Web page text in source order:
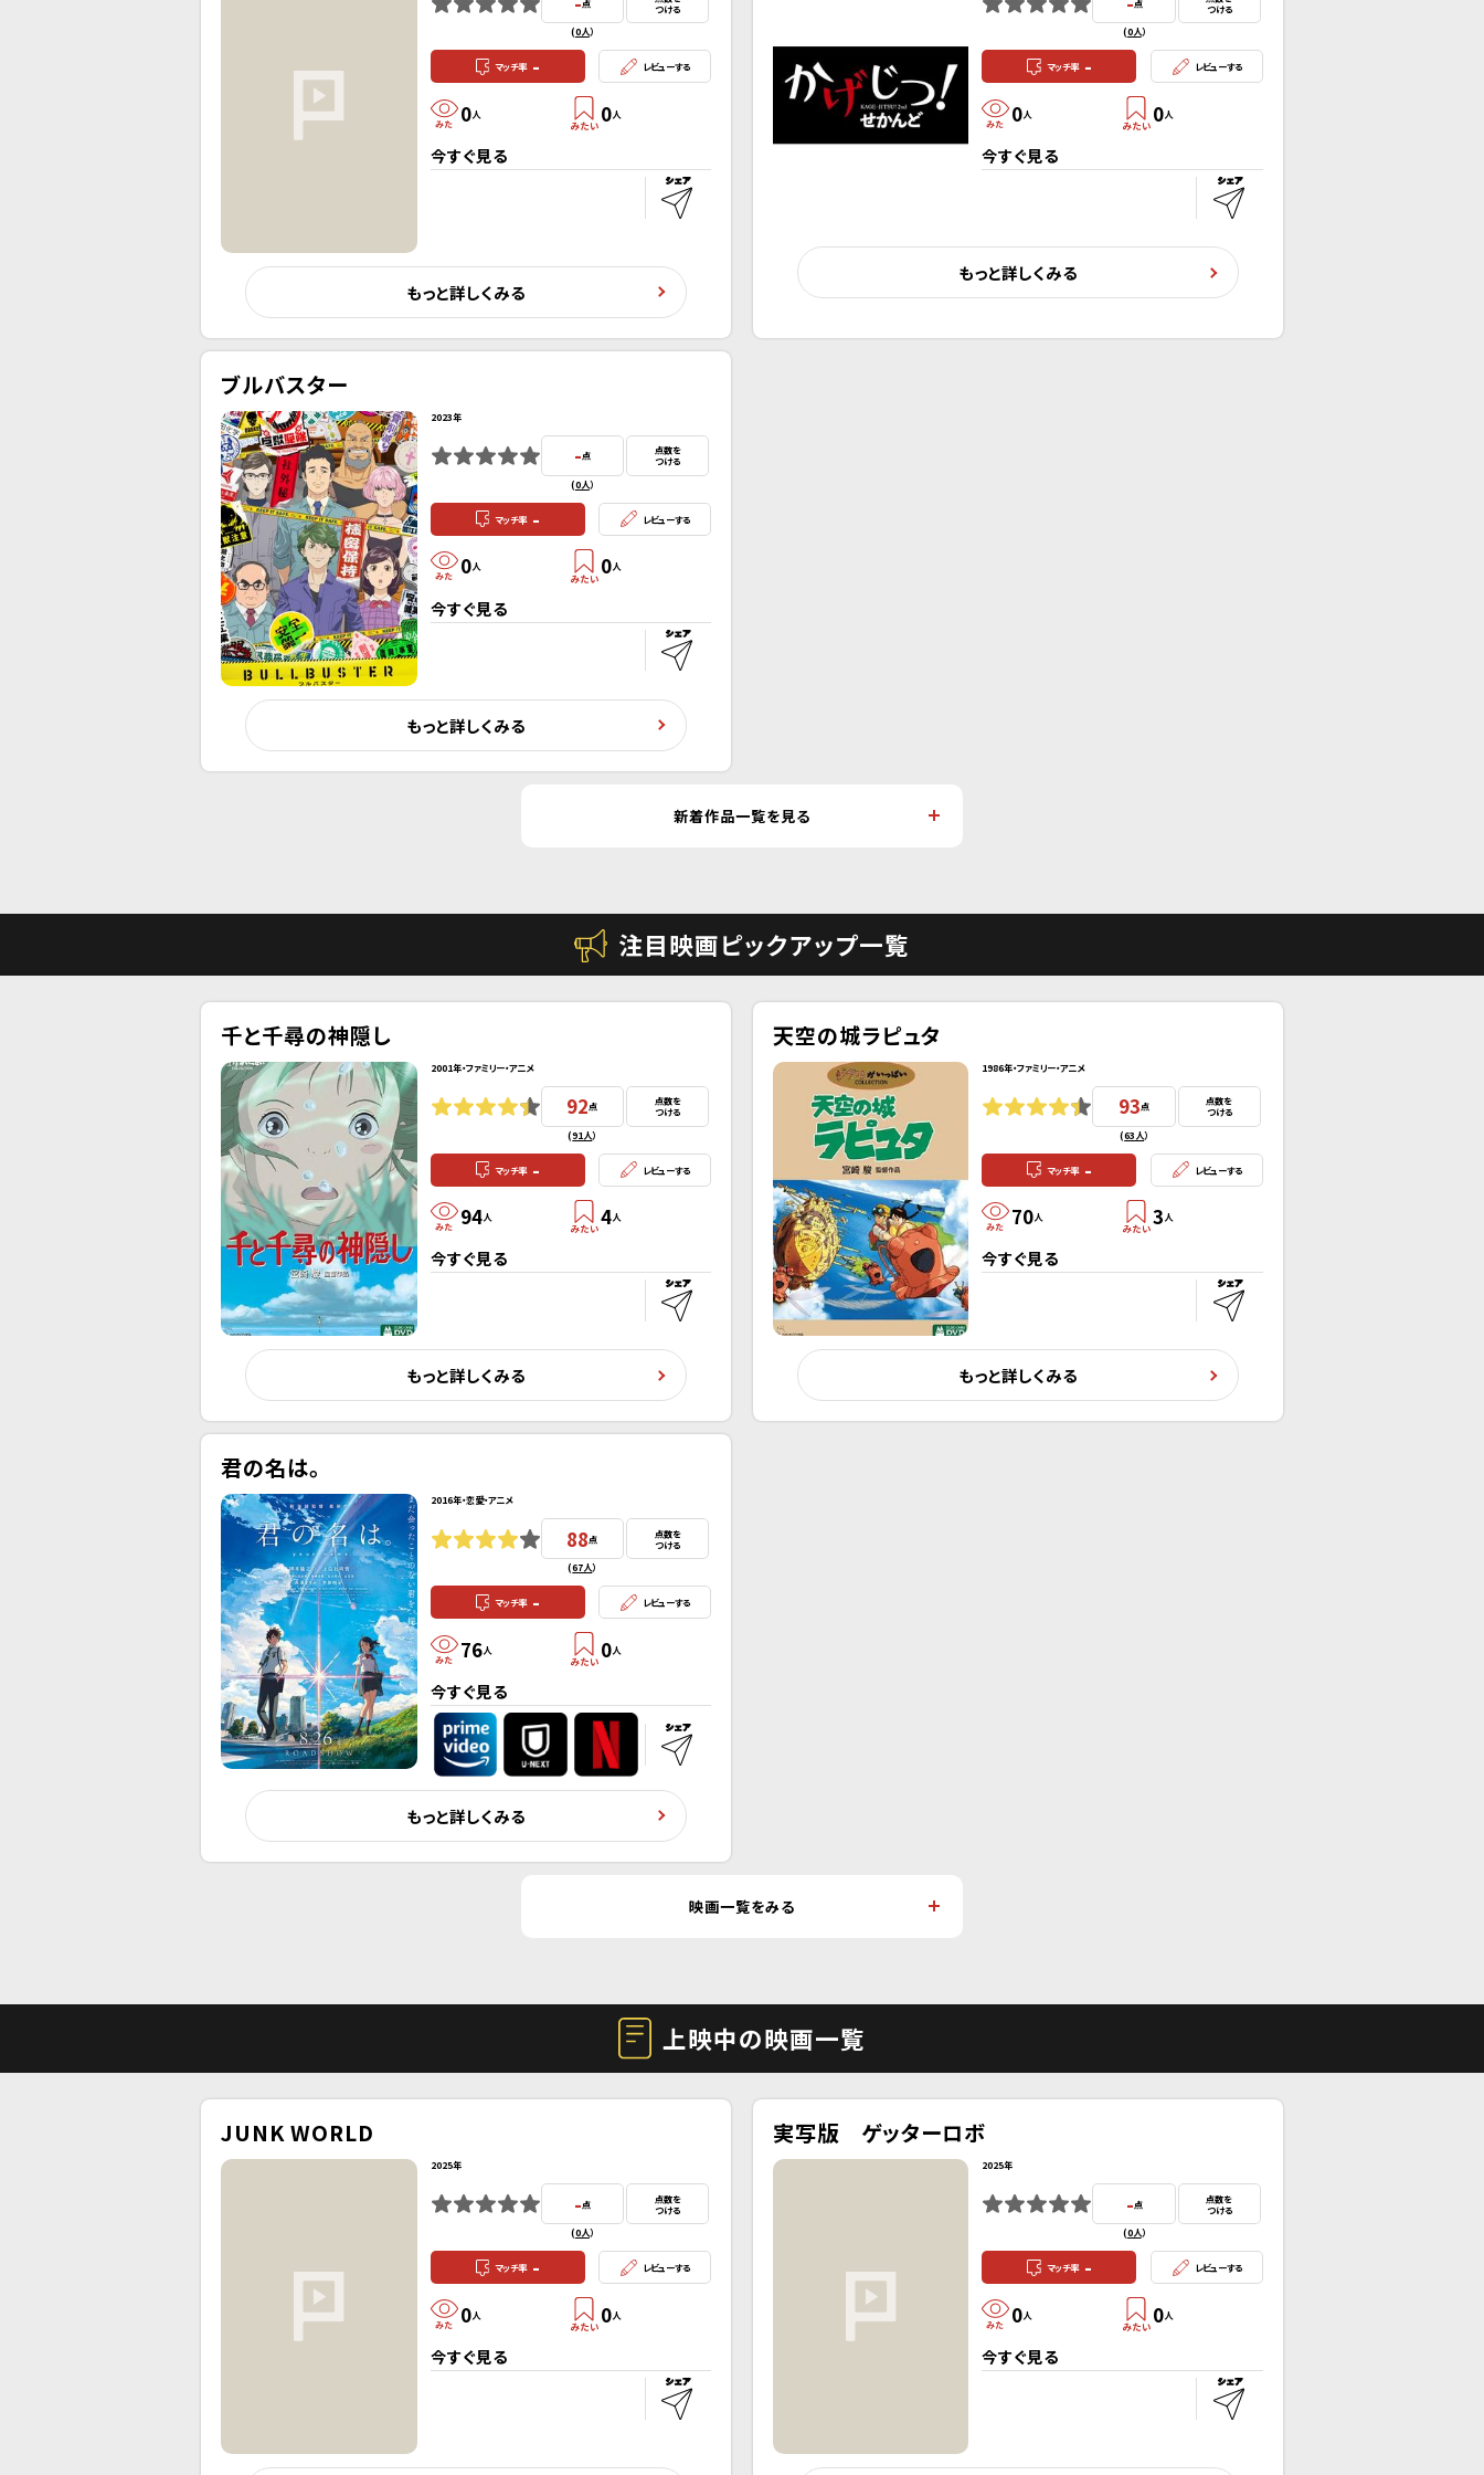
点
(0人）
つける
マッチ率 - レビューする
0人 0人
今すぐ見る
もっと詳しくみる
点
(0人）
つける
マッチ率 - レビューする
0人 0人
今すぐ見る
もっと詳しくみる
ブルバスター
2023年
-点
(0人）
点数を
つける
マッチ率 - レビューする
0人 0人
今すぐ見る
もっと詳しくみる
新着作品一覧を見る
注目映画ピックアップ一覧
千と千尋の神隠し
2001年・ファミリー・アニメ
92点
(91人）
点数を
つける
マッチ率 - レビューする
94人 4人
今すぐ見る
もっと詳しくみる
天空の城ラピュタ
1986年・ファミリー・アニメ
93点
(63人）
点数を
つける
マッチ率 - レビューする
70人 3 人
今すぐ見る
もっと詳しくみる
君の名は。
2016年・恋愛・アニメ
88点
(67人）
点数を
つける
マッチ率 - レビューする
76人 0人
今すぐ見る
もっと詳しくみる
映画一覧をみる
上映中の映画一覧
JUNK WORLD
2025年
-点
(0人）
点数を
つける
マッチ率 - レビューする
0人 0人
今すぐ見る
実写版 ゲッターロボ
2025年
-点
(0人）
点数を
つける
マッチ率 - レビューする
0人 0人
今すぐ見る